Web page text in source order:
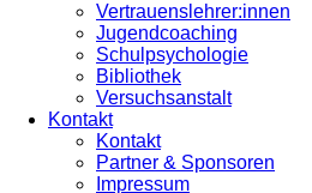
Vertrauenslehrer:innen
Jugendcoaching
Schulpsychologie
Bibliothek
Versuchsanstalt
Kontakt
Kontakt
Partner & Sponsoren
Impressum